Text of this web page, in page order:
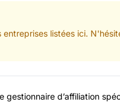
listées ici.
gestionnaire d’affiliation